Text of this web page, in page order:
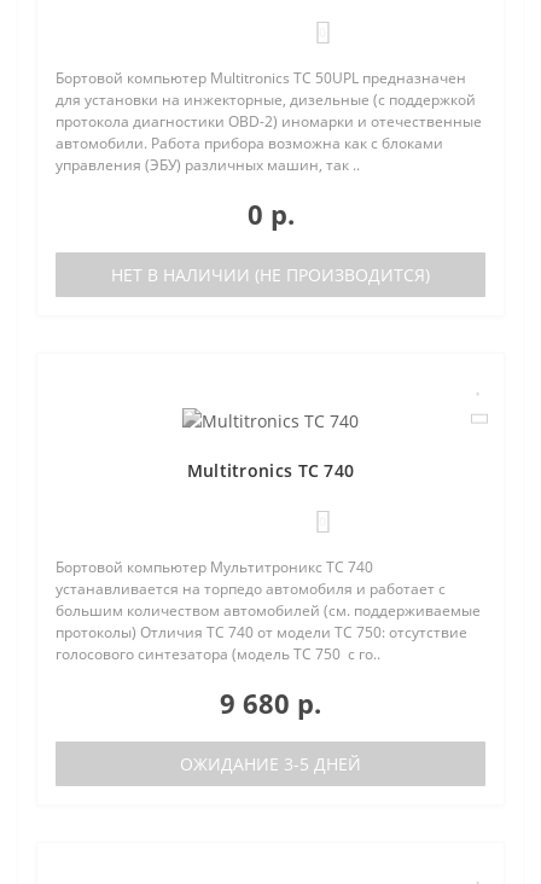
Бортовой компьютер Multitronics TC 50UPL предназначен
для установки на инжекторные, дизельные (с поддержкой
протокола диагностики OBD-2) иномарки и отечественные
автомобили. Работа прибора возможна как с блоками
управления (ЭБУ) различных машин, так ..
0 р.
НЕТ В НАЛИЧИИ (НЕ ПРОИЗВОДИТСЯ)
Multitronics TC 740
Бортовой компьютер Мультитроникс TC 740
устанавливается на торпедо автомобиля и работает с
большим количеством автомобилей (см. поддерживаемые
протоколы) Отличия TC 740 от модели TC 750: отсутствие
голосового синтезатора (модель TC 750 с го..
9 680 р.
ОЖИДАНИЕ 3-5 ДНЕЙ